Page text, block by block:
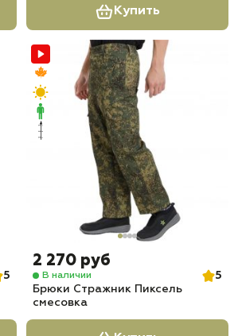
Купить
5
2 270 руб
В наличии
5
Брюки Стражник Пиксель
смесовка